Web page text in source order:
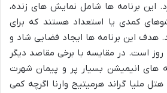
این برنامه ها شامل نمایش های زنده،
کمدی یا استعداد هستند که برای
هدف این برنامه ها ایجاد فضایی شاد و
روز است. در مقایسه با برخی مقاصد دیگر
های انیمیشن بسیار پر و پیمان شهرت
ملیا گراند هرمیتیج وارنا اگرچه کمی